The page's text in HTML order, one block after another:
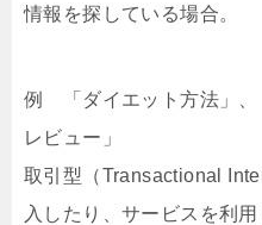
情報を探している場合。
例 「ダイエット方法」、
レビュー」
取引型（Transactional
入したり、サービスを利